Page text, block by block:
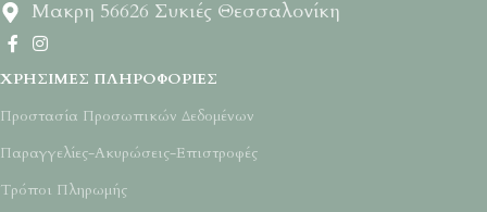
Μακρη 56626 Συκιές Θεσσαλονίκη
ΧΡΉΣΙΜΕΣ ΠΛΗΡΟΦΟΡΊΕΣ
Προστασία Προσωπικών Δεδομένων
Παραγγελίες-Ακυρώσεις-Επιστροφές
Τρόποι Πληρωμής